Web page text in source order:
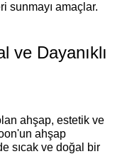
sunmayı amaçlar.
ve Dayanıklı
ahşap, estetik ve
ahşap
sıcak ve doğal bir